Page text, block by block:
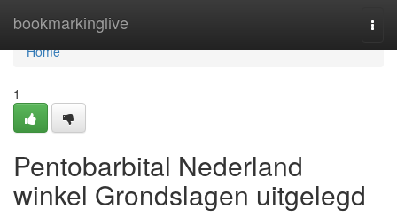
bookmarkinglive
Home
Home
1
Pentobarbital Nederland
winkel Grondslagen uitgelegd